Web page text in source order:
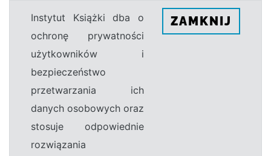
Instytut Książki dba o
ochronę prywatności
użytkowników i
bezpieczeństwo
przetwarzania ich
danych osobowych oraz
stosuje odpowiednie
rozwiązania
ZAMKNIJ